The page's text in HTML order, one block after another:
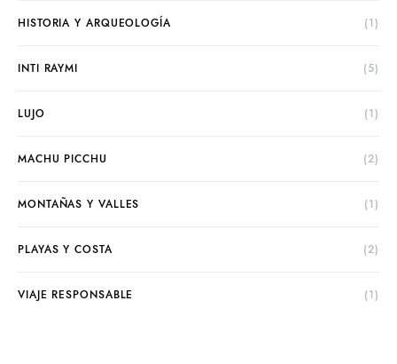
HISTORIA Y ARQUEOLOGÍA (1)
INTI RAYMI (5)
LUJO (1)
MACHU PICCHU (2)
MONTAÑAS Y VALLES (1)
PLAYAS Y COSTA (2)
VIAJE RESPONSABLE (1)